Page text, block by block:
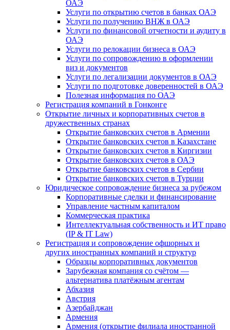
ОАЭ
Услуги по открытию счетов в банках ОАЭ
Услуги по получению ВНЖ в ОАЭ
Услуги по финансовой отчетности и аудиту в
ОАЭ
Услуги по релокации бизнеса в ОАЭ
Услуги по сопровождению в оформлении
виз и документов
Услуги по легализации документов в ОАЭ
Услуги по подготовке доверенностей в ОАЭ
Полезная информация по ОАЭ
Регистрация компаний в Гонконге
Открытие личных и корпоративных счетов в
дружественных странах
Открытие банковских счетов в Армении
Открытие банковских счетов в Казахстане
Открытие банковских счетов в Киргизии
Открытие банковских счетов в ОАЭ
Открытие банковских счетов в Сербии
Открытие банковских счетов в Турции
Юридическое сопровождение бизнеса за рубежом
Корпоративные сделки и финансирование
Управление частным капиталом
Коммерческая практика
Интеллектуальная собственность и ИТ право
(IP & IT Law)
Регистрация и сопровождение офшорных и
других иностранных компаний и структур
Образцы корпоративных документов
Зарубежная компания со счётом —
альтернатива платёжным агентам
Абхазия
Австрия
Азербайджан
Армения
Армения (открытие филиала иностранной